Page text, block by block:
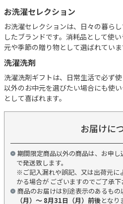
お洗濯セレクション
お洗濯セレクションは、日々の暮ら
したブランドです。消耗品として使
元や季節の贈り物として選ばれていま
洗濯洗剤
洗濯洗剤ギフトは、日常生活で必ず
以外のお中元を選びたい場合にも使
として喜ばれます。
お届けに
期間限定商品以外の商品は、お申し
で発送致します。
※ご記入漏れや誤記、又は出荷元に
かる場合が ございますのでご了承下
商品のお届けは別途表示のあるもの
（月）～ 8月31日（月）前後となり